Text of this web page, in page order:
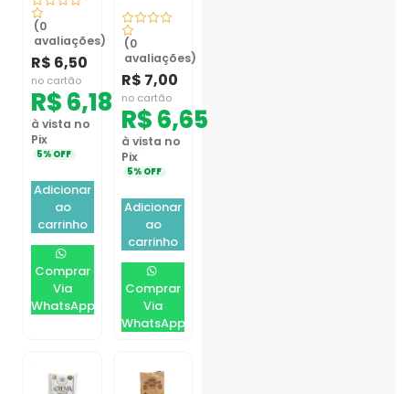
(0
avaliações)
R$ 6,50
no cartão
R$6,18
à vista no
Pix
5% OFF
Adicionar
ao
carrinho
Comprar
Via
WhatsApp
(0
avaliações)
R$ 7,00
no cartão
R$6,65
à vista no
Pix
5% OFF
Adicionar
ao
carrinho
Comprar
Via
WhatsApp